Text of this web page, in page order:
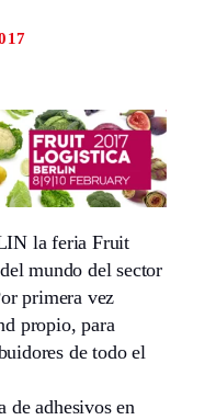
la feria Fruit
mundo del sector
primera vez
propio, para
de todo el
de adhesivos en